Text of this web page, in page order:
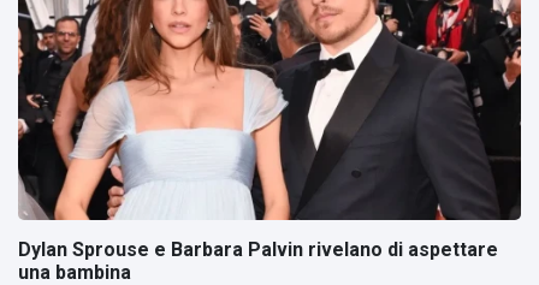
Dylan Sprouse e Barbara Palvin rivelano di aspettare
una bambina